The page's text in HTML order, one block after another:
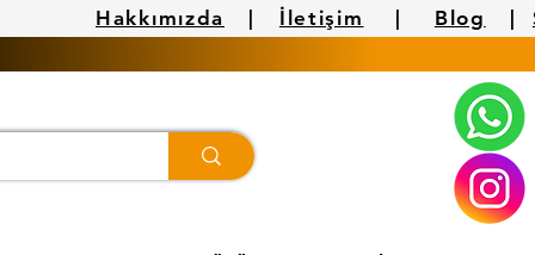
Hakkımızda İletişim Blog